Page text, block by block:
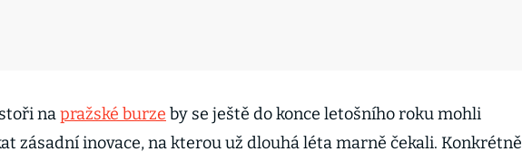
napražské burze by se ještě do konce letošního roku mohli
zásadní inovace, na kterou už dlouhá léta marně čekali. Konkrétně